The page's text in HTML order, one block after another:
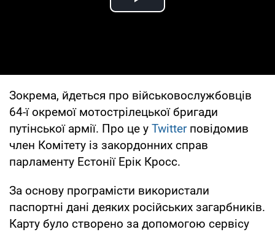
Play Video
Зокрема, йдеться про військовослужбовців
64-ї окремої мотострілецької бригади
путінської армії. Про це у Twitterповідомив
член Комітету із закордонних справ
парламенту Естонії Ерік Кросс.
За основу програмісти використали
паспортні дані деяких російських загарбників.
Карту було створено за допомогою сервісу